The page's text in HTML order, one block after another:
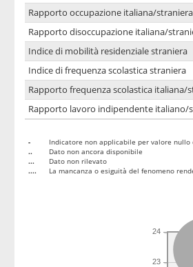
Rapporto occupazione italiana/straniera
Rapporto disoccupazione italiana/
Indice di mobilità residenziale straniera
Indice di frequenza scolastica straniera
Rapporto frequenza scolastica italiana/
Rapporto lavoro indipendente italiano/
-
Indicatore non applicabile per valore
..
Dato non ancora disponibile
...
Dato non rilevato
....
La mancanza o esiguità del fenomeno
23
24